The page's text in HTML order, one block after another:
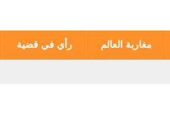
مغاربة العالم رأي في قضية